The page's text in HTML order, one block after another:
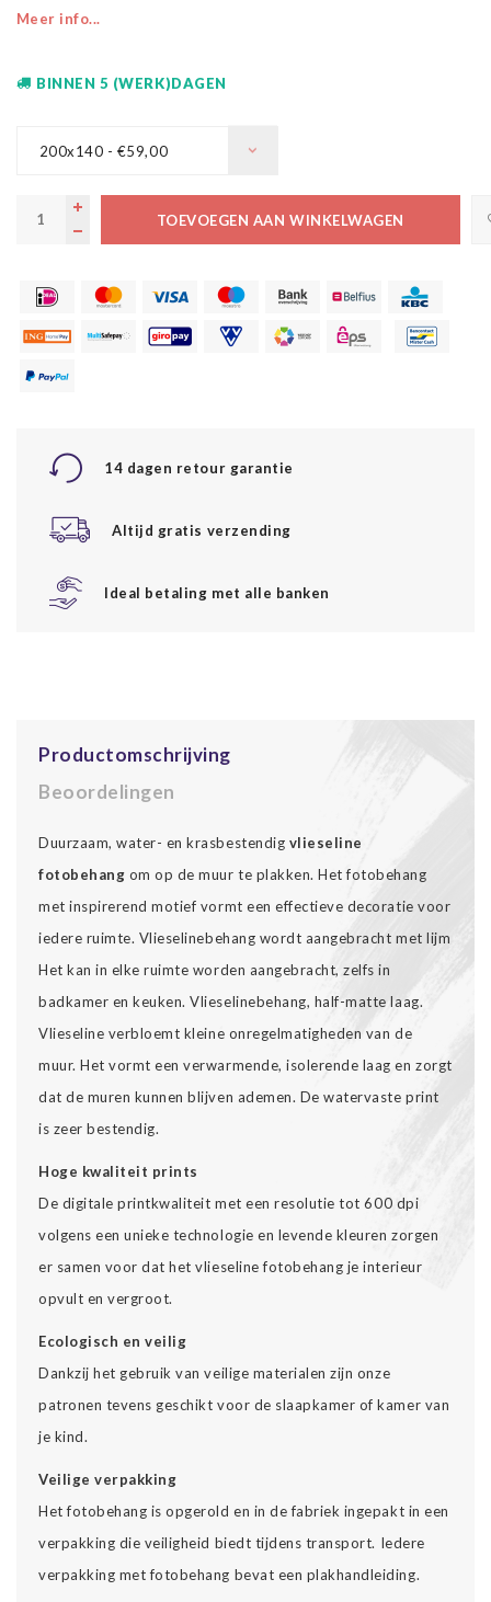
Meer info...
BINNEN 5 (WERK)DAGEN
200x140 - €59,00
TOEVOEGEN AAN WINKELWAGEN
14 dagen retour garantie
Altijd gratis verzending
Ideal betaling met alle banken
Productomschrijving
Beoordelingen
Duurzaam, water- en krasbestendig vlieseline
fotobehang om op de muur te plakken. Het fotobehang
met inspirerend motief vormt een effectieve decoratie voor
iedere ruimte. Vlieselinebehang wordt aangebracht met lijm
Het kan in elke ruimte worden aangebracht, zelfs in
badkamer en keuken. Vlieselinebehang, half-matte laag.
Vlieseline verbloemt kleine onregelmatigheden van de
muur. Het vormt een verwarmende, isolerende laag en zorgt
dat de muren kunnen blijven ademen. De watervaste print
is zeer bestendig.
Hoge kwaliteit prints
De digitale printkwaliteit met een resolutie tot 600 dpi
volgens een unieke technologie en levende kleuren zorgen
er samen voor dat het vlieseline fotobehang je interieur
opvult en vergroot.
Ecologisch en veilig
Dankzij het gebruik van veilige materialen zijn onze
patronen tevens geschikt voor de slaapkamer of kamer van
je kind.
Veilige verpakking
Het fotobehang is opgerold en in de fabriek ingepakt in een
verpakking die veiligheid biedt tijdens transport. Iedere
verpakking met fotobehang bevat een plakhandleiding.